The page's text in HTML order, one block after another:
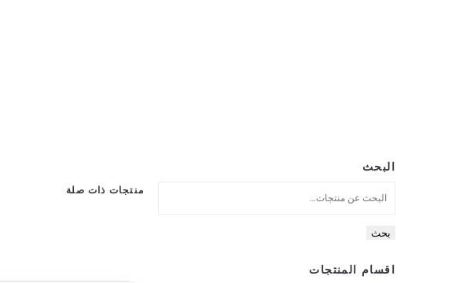
منتجات ذات صلة
البحث
بحث
اقسام المنتجات